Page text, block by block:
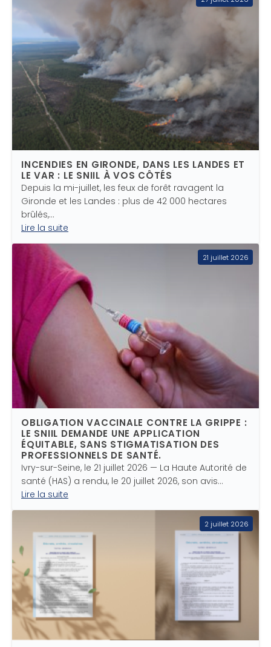
INCENDIES EN GIRONDE, DANS LES LANDES ET
LE VAR : LE SNIIL À VOS CÔTÉS
Depuis la mi-juillet, les feux de forêt ravagent la
Gironde et les Landes : plus de 42 000 hectares
brûlés,…
Lire la suite
21 juillet 2026
OBLIGATION VACCINALE CONTRE LA GRIPPE :
LE SNIIL DEMANDE UNE APPLICATION
ÉQUITABLE, SANS STIGMATISATION DES
PROFESSIONNELS DE SANTÉ.
Ivry-sur-Seine, le 21 juillet 2026 — La Haute Autorité de
santé (HAS) a rendu, le 20 juillet 2026, son avis…
Lire la suite
2 juillet 2026